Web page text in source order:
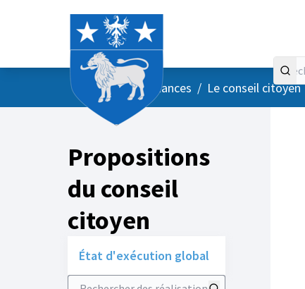
AccueilMenu principal
/ Vos instances / Le conseil citoyen
Propositions
du conseil
citoyen
État d'exécution global
Rechercher des réalisations